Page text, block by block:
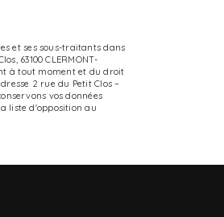
et ses sous-traitants dans
63100 CLERMONT-
à tout moment et du droit
2 rue du Petit Clos –
vos données
liste d'opposition au